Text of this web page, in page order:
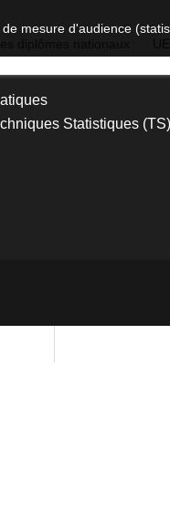
mesure d'audience
Statistiques